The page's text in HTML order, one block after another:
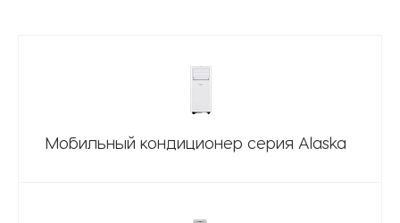
Мобильный кондиционер серия Alaska